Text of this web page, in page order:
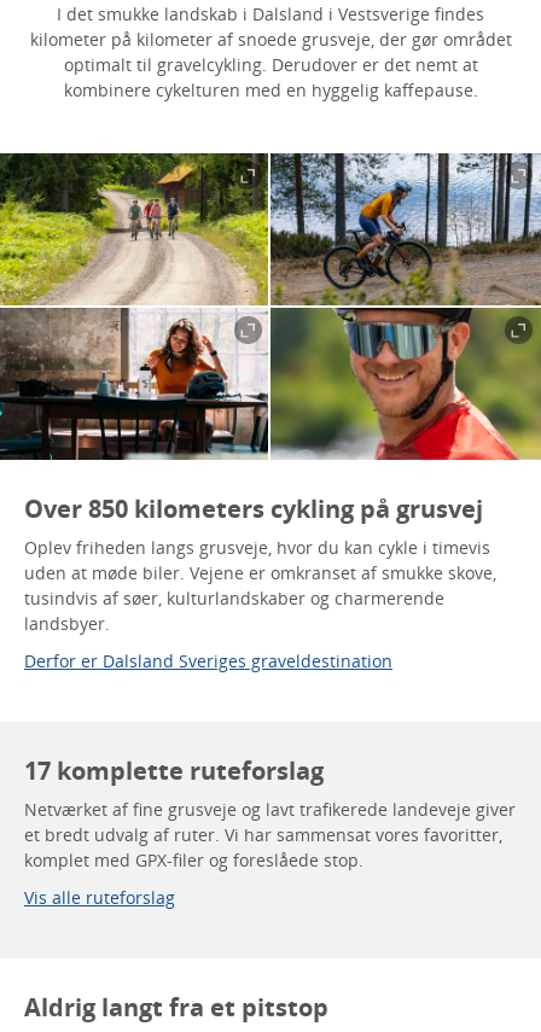
I det smukke landskab i Dalsland i Vestsverige findes
kilometer på kilometer af snoede grusveje, der gør området
optimalt til gravelcykling. Derudover er det nemt at
kombinere cykelturen med en hyggelig kaffepause.
Over 850 kilometers cykling på grusvej
Oplev friheden langs grusveje, hvor du kan cykle i timevis
uden at møde biler. Vejene er omkranset af smukke skove,
tusindvis af søer, kulturlandskaber og charmerende
landsbyer.
Derfor er Dalsland Sveriges graveldestination
17 komplette ruteforslag
Netværket af fine grusveje og lavt trafikerede landeveje giver
et bredt udvalg af ruter. Vi har sammensat vores favoritter,
komplet med GPX-filer og foreslåede stop.
Vis alle ruteforslag
Aldrig langt fra et pitstop